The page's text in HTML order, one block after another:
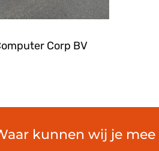
Corp BV
kunnen wij je